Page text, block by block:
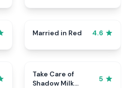
Married in Red 4.6
Take Care of
Shadow Milk
5